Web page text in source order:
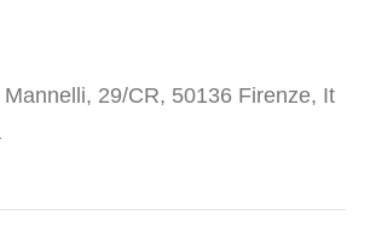
Mannelli, 29/CR, 50136 Firenze, It